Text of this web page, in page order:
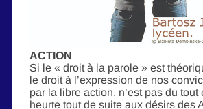
ACTION
Si le « droit à la parole » est
le droit à l’expression de nos
par la libre action, n’est pas du tout
heurte tout de suite aux désirs des